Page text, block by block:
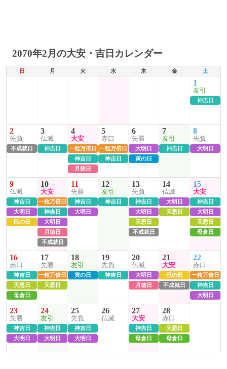
2070年2月の大安・吉日カレンダー
日 月 火 水 木 金 土
1
友引
神吉日
2
先負
不成就日
3
仏滅
神吉日
4
大安
一粒万倍日
神吉日
月徳日
5
赤口
一粒万倍日
神吉日
6
先勝
大明日
寅の日
7
友引
神吉日
8
先負
大明日
9
仏滅
神吉日
大明日
巳の日
10
大安
一粒万倍日
神吉日
大明日
月徳日
不成就日
11
先勝
神吉日
大明日
12
友引
神吉日
13
先負
神吉日
大明日
天恩日
不成就日
14
仏滅
大明日
天恩日
15
大安
神吉日
大明日
天恩日
母倉日
16
赤口
神吉日
天恩日
母倉日
17
先勝
一粒万倍日
天恩日
18
友引
寅の日
19
先負
神吉日
20
仏滅
大明日
月徳日
21
大安
巳の日
不成就日
22
赤口
一粒万倍日
神吉日
大明日
23
先勝
神吉日
大明日
24
友引
神吉日
大明日
25
先負
神吉日
大明日
26
仏滅
27
大安
神吉日
母倉日
28
赤口
天恩日
母倉日